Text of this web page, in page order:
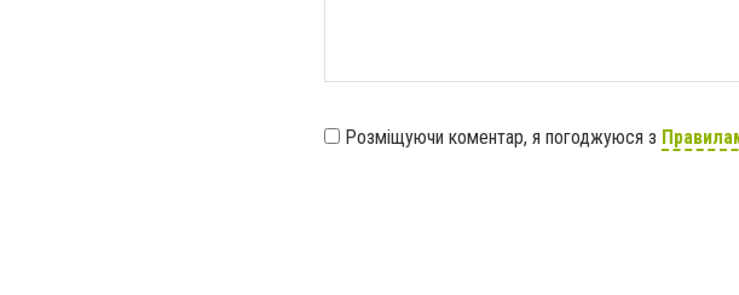
Розміщуючи коментар, я погоджуюся з